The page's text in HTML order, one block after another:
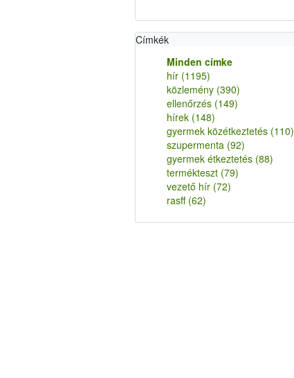
Címkék
Minden címke
hír (1195)
közlemény (390)
ellenőrzés (149)
hírek (148)
gyermek közétkeztetés (110)
szupermenta (92)
gyermek étkeztetés (88)
termékteszt (79)
vezető hír (72)
rasff (62)